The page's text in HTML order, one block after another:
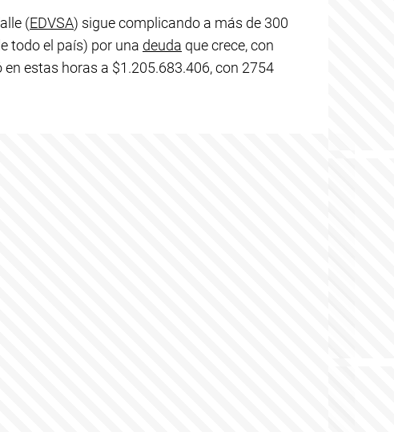
(EDVSA) sigue complicando a más de 300
todo el país) por una deuda que crece, con
estas horas a $1.205.683.406, con 2754